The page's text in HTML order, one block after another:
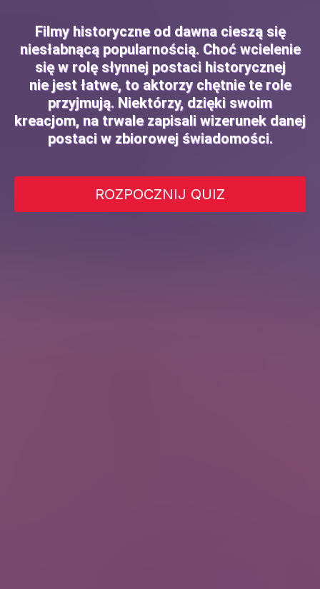
Filmy historyczne od dawna cieszą się
niesłabnącą popularnością. Choć wcielenie
się w rolę słynnej postaci historycznej
nie jest łatwe, to aktorzy chętnie te role
przyjmują. Niektórzy, dzięki swoim
kreacjom, na trwale zapisali wizerunek danej
postaci w zbiorowej świadomości.
ROZPOCZNIJ QUIZ